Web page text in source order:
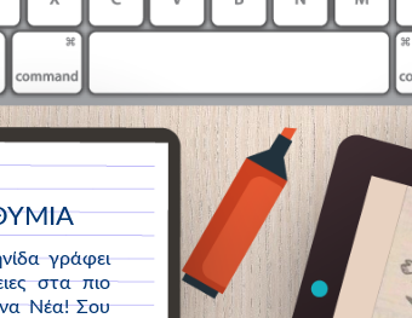
γράφει
στα πιο
Νέα! Σου